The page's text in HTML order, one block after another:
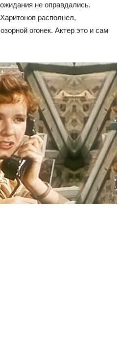
не оправдались.
располнел,
огонек. Актер это и сам